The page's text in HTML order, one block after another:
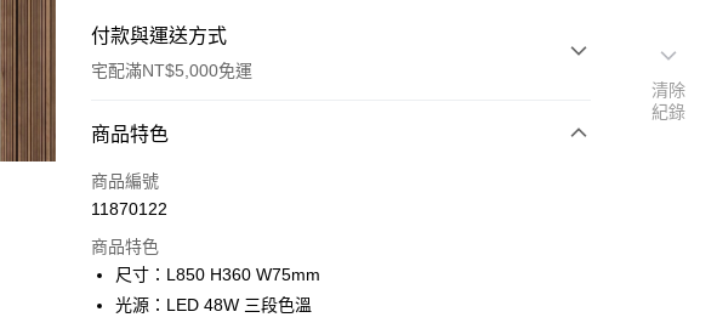
付款與運送方式
宅配滿NT$5,000免運
付款方式
信用卡一次付款
Apple Pay
街口支付
商品特色
商品編號
11870122
商品特色
尺寸：L850 H360 W75mm
光源：LED 48W 三段色溫
清除
紀錄